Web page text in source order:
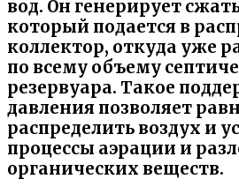
вод. Он генерирует
который подается в
коллектор, откуда уже
по всему объему
резервуара. Такое
давления позволяет
распределить воздух и
процессы аэрации и
органических веществ.